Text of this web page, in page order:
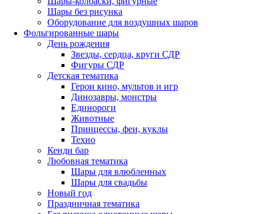
Шары без рисунка
Оборудование для воздушных шаров
Фольгированные шары
День рождения
Звезды, сердца, круги СДР
Фигуры СДР
Детская тематика
Герои кино, мультов и игр
Динозавры, монстры
Единороги
Животные
Принцессы, феи, куклы
Техно
Кенди бар
Любовная тематика
Шары для влюбленных
Шары для свадьбы
Новый год
Праздничная тематика